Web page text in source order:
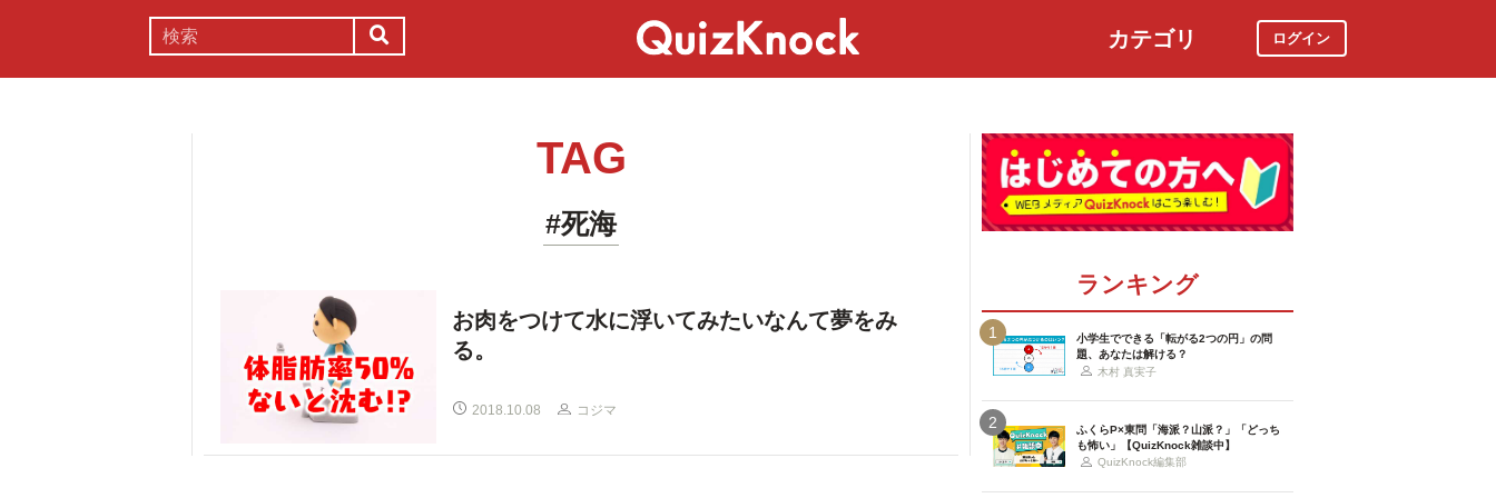
カテゴリ ログイン
TAG
#死海
お肉をつけて水に浮いてみたいなんて夢をみ
る。
2018.10.08 コジマ
ランキング
1
小学生でできる「転がる2つの円」の問
題、あなたは解ける？
木村 真実子
2
ふくらP×東問「海派？山派？」「どっち
も怖い」【QuizKnock雑談中】
QuizKnock編集部